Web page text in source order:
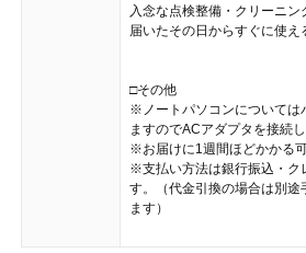
入念な点検整備・クリーニン
届いたその日からすぐに使え
□その他
※ノートパソコンについては
ますのでACアダプタを接続
※お届けに1週間ほどかかる
※支払い方法は銀行振込・ク
す。（代金引換の場合は別途
ます）